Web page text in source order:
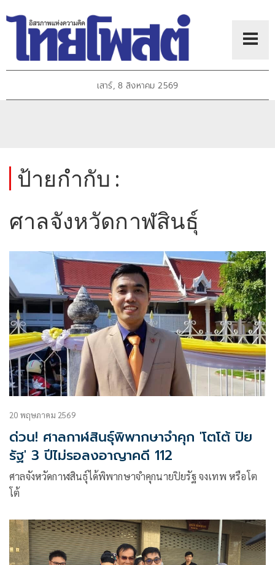
เสาร์, 8 สิงหาคม 2569
ป้ายกำกับ :
ศาลจังหวัดกาฬสินธุ์
20 พฤษภาคม 2569
ด่วน! ศาลกาฬสินธุ์พิพากษาจำคุก 'โตโต้ ปิย
รัฐ' 3 ปีไม่รอลงอาญาคดี 112
ศาลจังหวัดกาฬสินธุ์ได้พิพากษาจำคุกนายปิยรัฐ จงเทพ หรือโต
โต้